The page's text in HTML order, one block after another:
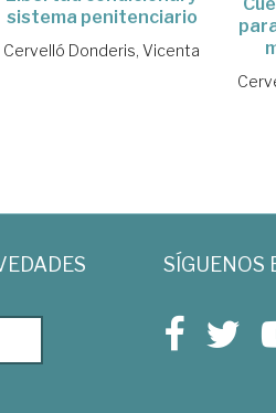
sistema penitenciario
Cervelló Donderis, Vicenta
SÍGUENOS